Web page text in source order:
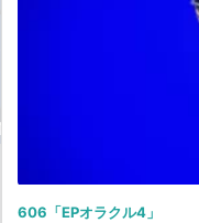
606「EPオラクル4」